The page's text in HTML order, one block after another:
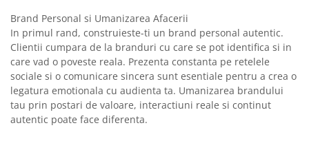
Brand Personal si Umanizarea Afacerii
In primul rand, construieste-ti un brand personal autentic.
Clientii cumpara de la branduri cu care se pot identifica si in
care vad o poveste reala. Prezenta constanta pe retelele
sociale si o comunicare sincera sunt esentiale pentru a crea o
legatura emotionala cu audienta ta. Umanizarea brandului
tau prin postari de valoare, interactiuni reale si continut
autentic poate face diferenta.